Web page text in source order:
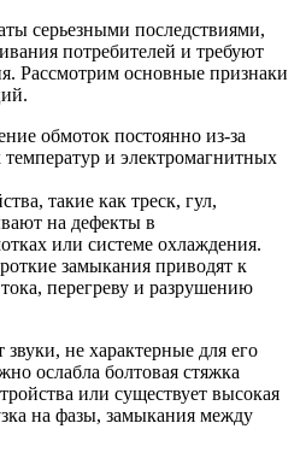
серьезными последствиями,
потребителей и требуют
Рассмотрим основные признаки
обмоток постоянно из-за
и электромагнитных
такие как треск, гул,
на дефекты в
или системе охлаждения.
замыкания приводят к
перегреву и разрушению
не характерные для его
ослабла болтовая стяжка
или существует высокая
на фазы, замыкания между